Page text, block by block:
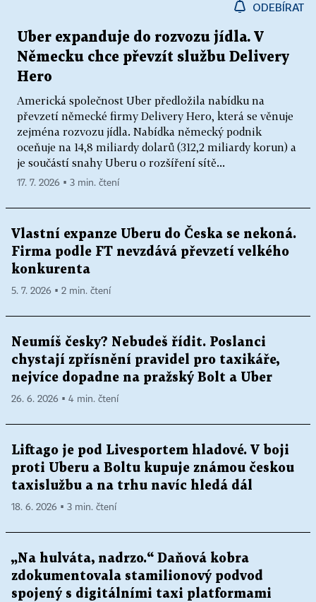
ODEBÍRAT
Uber expanduje do rozvozu jídla. V
Německu chce převzít službu Delivery
Hero
Americká společnost Uber předložila nabídku na
převzetí německé firmy Delivery Hero, která se věnuje
zejména rozvozu jídla. Nabídka německý podnik
oceňuje na 14,8 miliardy dolarů (312,2 miliardy korun) a
je součástí snahy Uberu o rozšíření sítě...
17. 7. 2026 ▪ 3 min. čtení
Vlastní expanze Uberu do Česka se nekoná.
Firma podle FT nevzdává převzetí velkého
konkurenta
5. 7. 2026 ▪ 2 min. čtení
Neumíš česky? Nebudeš řídit. Poslanci
chystají zpřísnění pravidel pro taxikáře,
nejvíce dopadne na pražský Bolt a Uber
26. 6. 2026 ▪ 4 min. čtení
Liftago je pod Livesportem hladové. V boji
proti Uberu a Boltu kupuje známou českou
taxislužbu a na trhu navíc hledá dál
18. 6. 2026 ▪ 3 min. čtení
„Na hulváta, nadrzo.“ Daňová kobra
zdokumentovala stamilionový podvod
spojený s digitálními taxi platformami